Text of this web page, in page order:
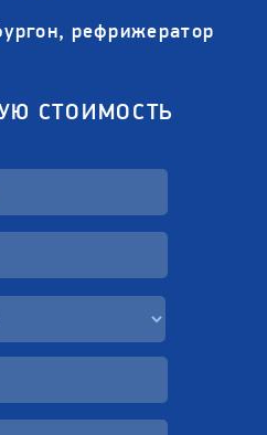
рефрижератор
СТОИМОСТЬ